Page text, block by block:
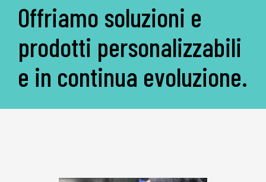
Offriamo soluzioni e
prodotti personalizzabili
e in continua evoluzione.